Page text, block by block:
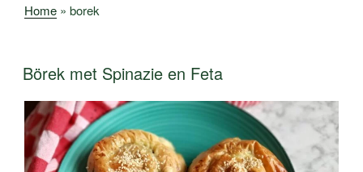
Home » borek
Börek met Spinazie en Feta